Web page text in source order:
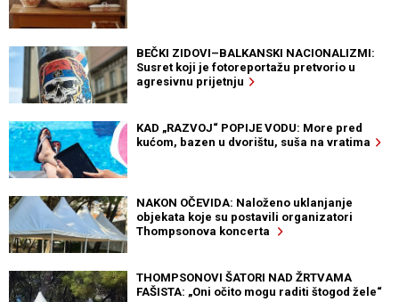
BEČKI ZIDOVI–BALKANSKI NACIONALIZMI:
Susret koji je fotoreportažu pretvorio u
agresivnu prijetnju
KAD „RAZVOJ“ POPIJE VODU: More pred
kućom, bazen u dvorištu, suša na vratima
NAKON OČEVIDA: Naloženo uklanjanje
objekata koje su postavili organizatori
Thompsonova koncerta
THOMPSONOVI ŠATORI NAD ŽRTVAMA
FAŠISTA: „Oni očito mogu raditi štogod žele“